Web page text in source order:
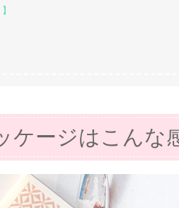
ケージはこんな